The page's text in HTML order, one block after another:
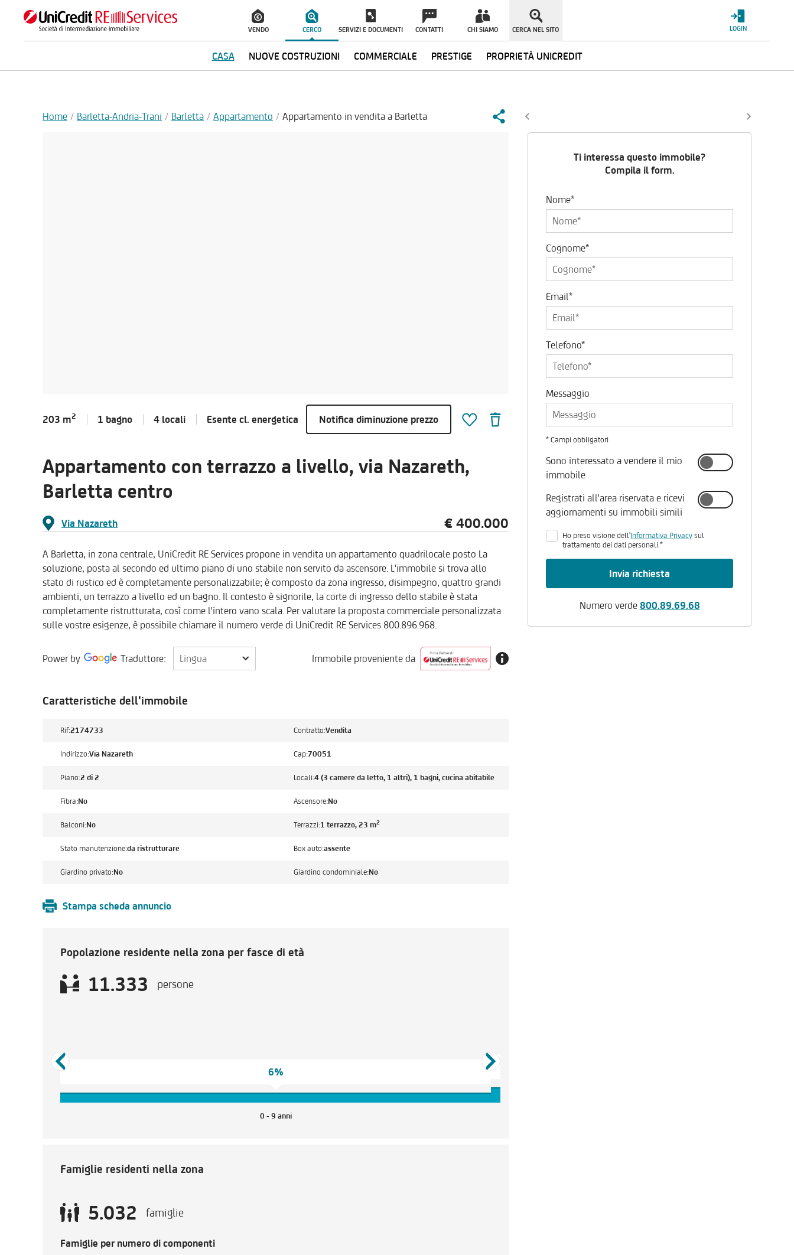
VENDO CERCO
CASA NUOVE COSTRUZIONI COMMERCIALE PRESTIGE PROPRIETÀ UNICREDIT
SERVIZI E DOCUMENTI CONTATTI CHI SIAMO CERCA NEL SITO LOGIN
Home Barletta-Andria-Trani Barletta Appartamento Appartamento in vendita a Barletta
203 m2 1 bagno 4 locali Esente cl. energetica Notifica diminuzione prezzo
Appartamento con terrazzo a livello, via Nazareth,
Barletta centro
Via Nazareth € 400.000
A Barletta, in zona centrale, UniCredit RE Services propone in vendita un appartamento quadrilocale posto La
soluzione, posta al secondo ed ultimo piano di uno stabile non servito da ascensore. L'immobile si trova allo
stato di rustico ed è completamente personalizzabile; è composto da zona ingresso, disimpegno, quattro grandi
ambienti, un terrazzo a livello ed un bagno. Il contesto è signorile, la corte di ingresso dello stabile è stata
completamente ristrutturata, così come l'intero vano scala. Per valutare la proposta commerciale personalizzata
sulle vostre esigenze, è possibile chiamare il numero verde di UniCredit RE Services 800.896.968.
Power by Traduttore: Lingua
Lingua Immobile proveniente da
Caratteristiche dell'immobile
Rif:2174733 Contratto:Vendita
Indirizzo:Via Nazareth Cap:70051
Piano:2 di 2 Locali:4 (3 camere da letto, 1 altri), 1 bagni, cucina abitabile
Fibra:No Ascensore:No
Balconi:No Terrazzi:1 terrazzo, 23 m2
Stato manutenzione:da ristrutturare Box auto:assente
Giardino privato:No Giardino condominiale:No
Stampa scheda annuncio
Popolazione residente nella zona per fasce di età
11.333 persone
6%
0 - 9 anni
Famiglie residenti nella zona
5.032 famiglie
Famiglie per numero di componenti
Ti interessa questo immobile?
Compila il form.
Nome*
Cognome*
Email*
Telefono*
Messaggio
* Campi obbligatori
Sono interessato a vendere il mio
immobile
Registrati all'area riservata e ricevi
aggiornamenti su immobili simili
Ho preso visione dell'Informativa Privacy sul
trattamento dei dati personali.*
Invia richiesta
Numero verde 800.89.69.68